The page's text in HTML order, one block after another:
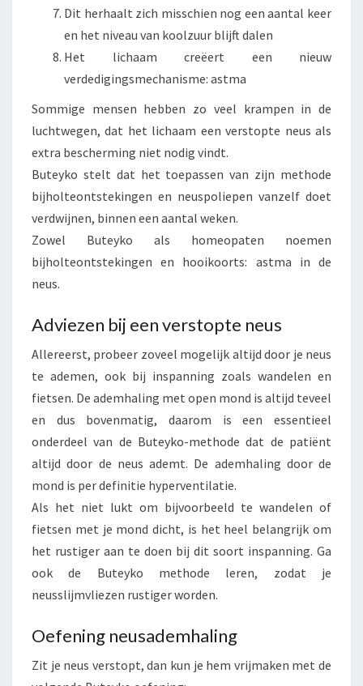
Dit herhaalt zich misschien nog een aantal keer
en het niveau van koolzuur blijft dalen
Het lichaam creëert een nieuw
verdedigingsmechanisme: astma
Sommige mensen hebben zo veel krampen in de
luchtwegen, dat het lichaam een verstopte neus als
extra bescherming niet nodig vindt.
Buteyko stelt dat het toepassen van zijn methode
bijholteontstekingen en neuspoliepen vanzelf doet
verdwijnen, binnen een aantal weken.
Zowel Buteyko als homeopaten noemen
bijholteontstekingen en hooikoorts: astma in de
neus.
Adviezen bij een verstopte neus
Allereerst, probeer zoveel mogelijk altijd door je neus
te ademen, ook bij inspanning zoals wandelen en
fietsen. De ademhaling met open mond is altijd teveel
en dus bovenmatig, daarom is een essentieel
onderdeel van de Buteyko-methode dat de patiënt
altijd door de neus ademt. De ademhaling door de
mond is per definitie hyperventilatie.
Als het niet lukt om bijvoorbeeld te wandelen of
fietsen met je mond dicht, is het heel belangrijk om
het rustiger aan te doen bij dit soort inspanning. Ga
ook de Buteyko methode leren, zodat je
neusslijmvliezen rustiger worden.
Oefening neusademhaling
Zit je neus verstopt, dan kun je hem vrijmaken met de